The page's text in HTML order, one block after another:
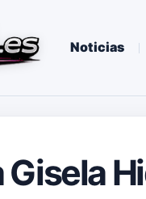
Noticias